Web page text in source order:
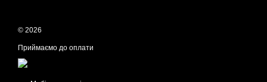
© 2026
Приймаємо до оплати